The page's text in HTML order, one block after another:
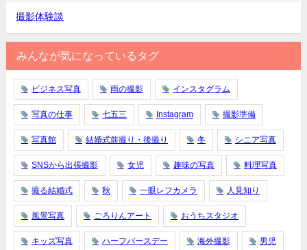
撮影体験談
みんなが気になっているタグ
ビジネス写真 雨の撮影 インスタグラム
写真の仕事 七五三 Instagram 撮影準備
写真館 結婚式前撮り・後撮り 冬 シニア写真
SNSから出張撮影 女児 趣味の写真 料理写真
撮る結婚式 秋 一眼レフカメラ 人見知り
風景写真 ごろりんアート おうちスタジオ
キッズ写真 ハーフバースデー 海外撮影 男児